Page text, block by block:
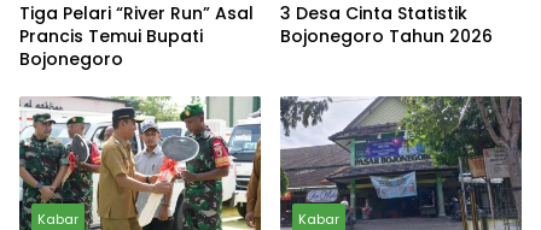
Tiga Pelari “River Run” Asal
Prancis Temui Bupati
Bojonegoro
3 Desa Cinta Statistik
Bojonegoro Tahun 2026
Kabar Kabar